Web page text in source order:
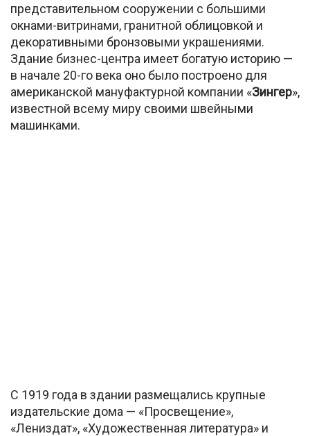
представительном сооружении с большими
окнами-витринами, гранитной облицовкой и
декоративными бронзовыми украшениями.
Здание бизнес-центра имеет богатую историю —
в начале 20-го века оно было построено для
американской мануфактурной компании «Зингер»,
известной всему миру своими швейными
машинками.
С 1919 года в здании размещались крупные
издательские дома — «Просвещение»,
«Лениздат», «Художественная литература» и